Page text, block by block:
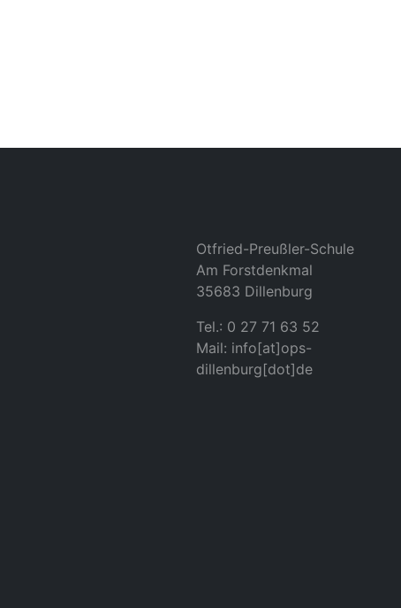
Otfried-Preußler-Schule
Am Forstdenkmal
35683 Dillenburg
Tel.: 0 27 71 63 52
Mail: info[at]ops-
dillenburg[dot]de